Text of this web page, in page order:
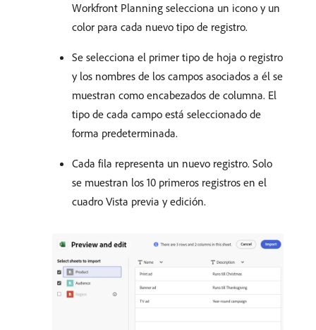
Workfront Planning selecciona un icono y un
color para cada nuevo tipo de registro.
Se selecciona el primer tipo de hoja o registro
y los nombres de los campos asociados a él se
muestran como encabezados de columna. El
tipo de cada campo está seleccionado de
forma predeterminada.
Cada fila representa un nuevo registro. Solo
se muestran los 10 primeros registros en el
cuadro Vista previa y edición.